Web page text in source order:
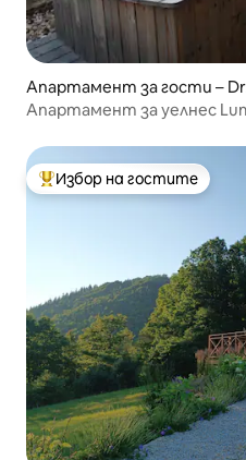
Апартамент за гости –
Апартамент за уелнес
Най-популярен избор на
Избор на гостите